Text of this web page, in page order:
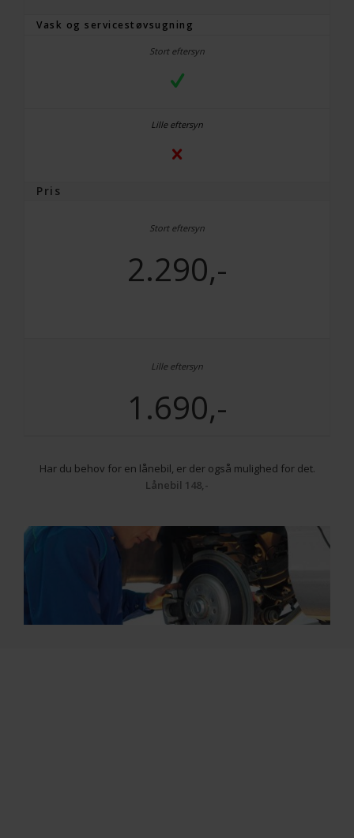
Vask og servicestøvsugning
Pris
2.290,-
1.690,-
Har du behov for en lånebil, er der også mulighed for det.
Lånebil 148,-